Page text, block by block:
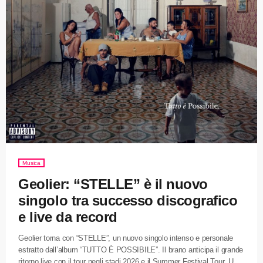
Copertura
I volti della Radio
Le Notizie
Contatti
Musica
Geolier: “STELLE” è il nuovo
singolo tra successo discografico
e live da record
Geolier torna con “STELLE”, un nuovo singolo intenso e personale
estratto dall’album “TUTTO È POSSIBILE”. Il brano anticipa il grande